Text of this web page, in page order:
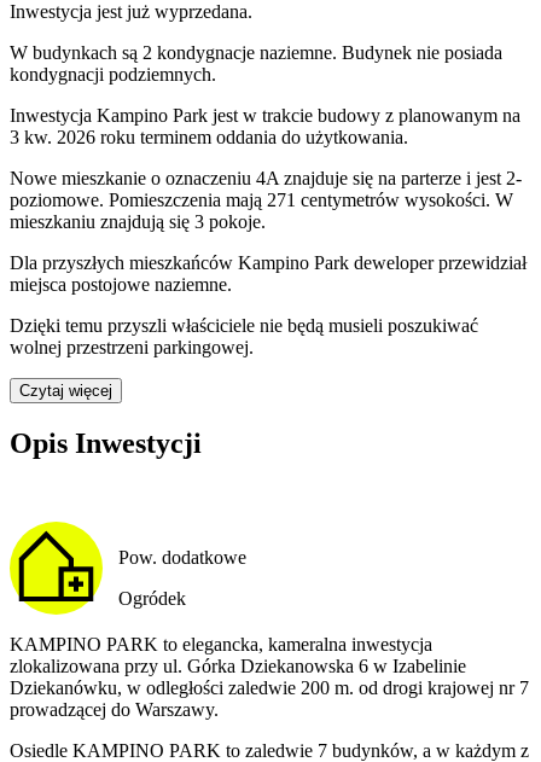
Inwestycja jest już wyprzedana.
W budynkach są 2 kondygnacje naziemne. Budynek nie posiada
kondygnacji podziemnych.
Inwestycja Kampino Park jest w trakcie budowy z planowanym na
3 kw. 2026 roku terminem oddania do użytkowania.
Nowe mieszkanie o oznaczeniu 4A znajduje się na parterze i jest 2-
poziomowe. Pomieszczenia mają 271 centymetrów wysokości. W
mieszkaniu znajdują się 3 pokoje.
Dla przyszłych mieszkańców Kampino Park deweloper przewidział
miejsca postojowe naziemne.
Dzięki temu przyszli właściciele nie będą musieli poszukiwać
wolnej przestrzeni parkingowej.
Czytaj więcej
Opis Inwestycji
Pow. dodatkowe
Ogródek
KAMPINO PARK to elegancka, kameralna inwestycja
zlokalizowana przy ul. Górka Dziekanowska 6 w Izabelinie
Dziekanówku, w odległości zaledwie 200 m. od drogi krajowej nr 7
prowadzącej do Warszawy.
Osiedle KAMPINO PARK to zaledwie 7 budynków, a w każdym z